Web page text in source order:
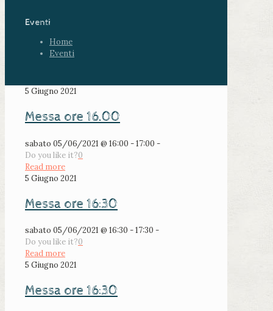
Eventi
Home
Eventi
5 Giugno 2021
Messa ore 16.00
sabato 05/06/2021 @ 16:00 - 17:00 -
Do you like it?0
Read more
5 Giugno 2021
Messa ore 16:30
sabato 05/06/2021 @ 16:30 - 17:30 -
Do you like it?0
Read more
5 Giugno 2021
Messa ore 16:30